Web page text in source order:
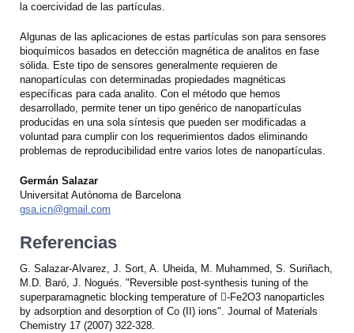
la coercividad de las partículas.
Algunas de las aplicaciones de estas partículas son para sensores
bioquímicos basados en detección magnética de analitos en fase
sólida. Este tipo de sensores generalmente requieren de
nanopartículas con determinadas propiedades magnéticas
específicas para cada analito. Con el método que hemos
desarrollado, permite tener un tipo genérico de nanopartículas
producidas en una sola síntesis que pueden ser modificadas a
voluntad para cumplir con los requerimientos dados eliminando
problemas de reproducibilidad entre varios lotes de nanopartículas.
Germán Salazar
Universitat Autònoma de Barcelona
gsa.icn@gmail.com
Referencias
G. Salazar-Alvarez, J. Sort, A. Uheida, M. Muhammed, S. Suriñach,
M.D. Baró, J. Nogués. "Reversible post-synthesis tuning of the
superparamagnetic blocking temperature of -Fe2O3 nanoparticles
by adsorption and desorption of Co (II) ions". Journal of Materials
Chemistry 17 (2007) 322-328.